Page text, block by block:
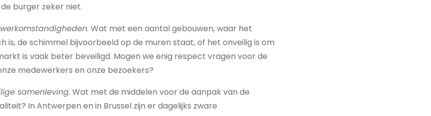
burger zeker niet.
Wat met een aantal gebouwen, waar het
is, de schimmel bijvoorbeeld op de muren staat, of het onveilig is om
is vaak beter beveiligd. Mogen we enig respect vragen voor de
medewerkers en onze bezoekers?
samenleving. Wat met de middelen voor de aanpak van de
In Antwerpen en in Brussel zijn er dagelijks zware